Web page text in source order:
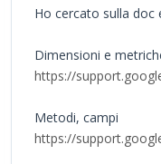
Ho cercato sulla doc
Dimensioni e
https://
Metodi, campi
https://